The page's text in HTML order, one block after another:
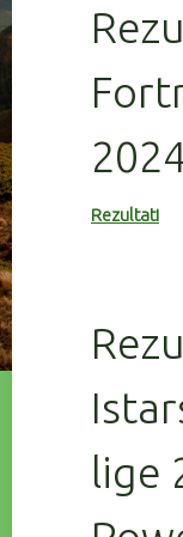
Rezultati
lige